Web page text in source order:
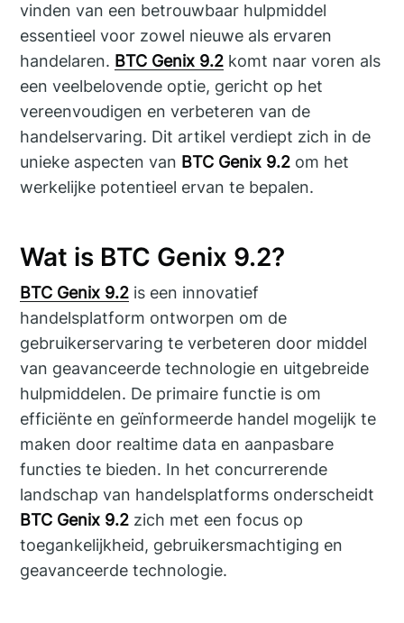
vinden van een betrouwbaar hulpmiddel
essentieel voor zowel nieuwe als ervaren
handelaren. BTC Genix 9.2 komt naar voren als
een veelbelovende optie, gericht op het
vereenvoudigen en verbeteren van de
handelservaring. Dit artikel verdiept zich in de
unieke aspecten van BTC Genix 9.2 om het
werkelijke potentieel ervan te bepalen.
Wat is BTC Genix 9.2?
BTC Genix 9.2 is een innovatief
handelsplatform ontworpen om de
gebruikerservaring te verbeteren door middel
van geavanceerde technologie en uitgebreide
hulpmiddelen. De primaire functie is om
efficiënte en geïnformeerde handel mogelijk te
maken door realtime data en aanpasbare
functies te bieden. In het concurrerende
landschap van handelsplatforms onderscheidt
BTC Genix 9.2 zich met een focus op
toegankelijkheid, gebruikersmachtiging en
geavanceerde technologie.